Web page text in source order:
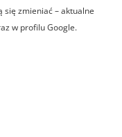
się zmieniać – aktualne
w profilu Google.